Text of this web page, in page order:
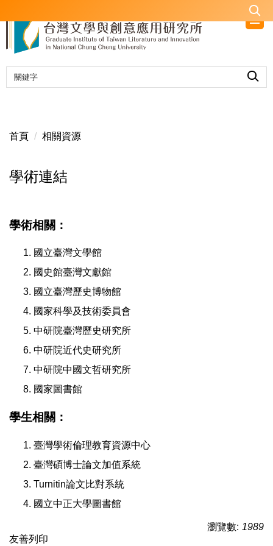
到
要
內
容
首頁 相關資源
學術連結
學術相關：
國立臺灣文學館
國史館臺灣文獻館
國立臺灣歷史博物館
國家科學及技術委員會
中研院臺灣歷史研究所
中研院近代史研究所
中研院中國文哲研究所
國家圖書館
學生相關：
臺灣學術倫理教育資源中心
臺灣碩博士論文加值系統
Turnitin論文比對系統
國立中正大學圖書館
瀏覽數: 1989
友善列印